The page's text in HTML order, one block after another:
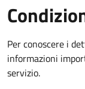
Per conoscere i
informazioni
servizio.